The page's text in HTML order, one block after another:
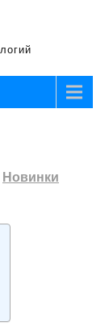
Новинки